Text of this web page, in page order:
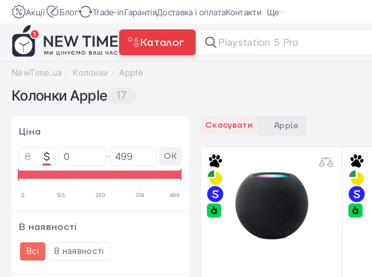
Акції Блог Trade-inГарантіяДоставка і оплатаКонтакти Ще
Каталог Playstation 5
NewTime.ua Колонки Apple
Колонки Apple 17
Ціна
₴ $ OK
0 125 250 374 499
В наявності
Всі В наявності
Скасувати Apple